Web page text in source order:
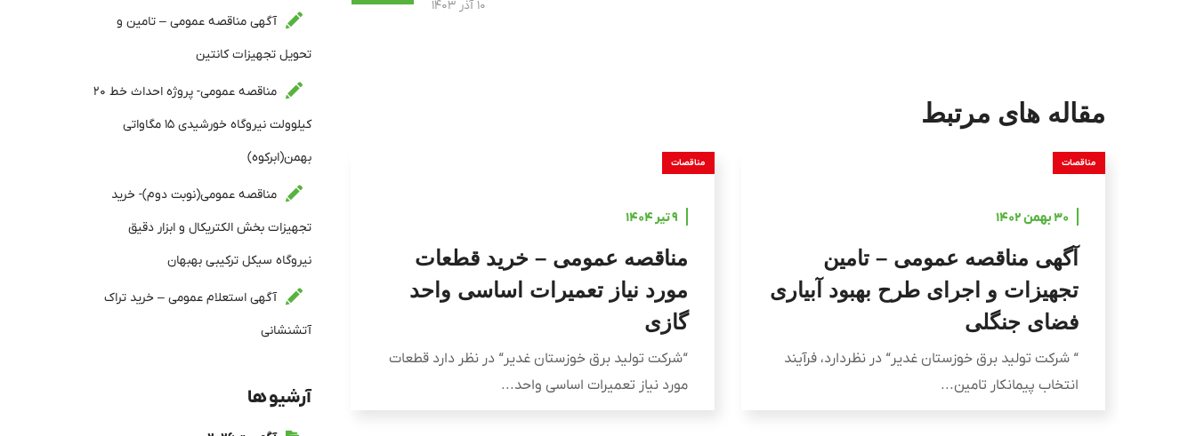
۱۰ آذر ۱۴۰۳
مقاله های مرتبط
مناقصات
۳۰ بهمن ۱۴۰۲
آگهی مناقصه عمومی – تامین
تجهیزات و اجرای طرح بهبود آبیاری
فضای جنگلی
“ شرکت تولید برق خوزستان غدیر“ در نظردارد، فرآیند
انتخاب پیمانکار تامین...
مناقصات
۹ تیر ۱۴۰۴
مناقصه عمومی – خرید قطعات
مورد نیاز تعمیرات اساسی واحد
گازی
“شرکت تولید برق خوزستان غدیر“ در نظر دارد قطعات
مورد نیاز تعمیرات اساسی واحد...
آگهی مناقصه عمومی – تامین و
تحویل تجهیزات کانتین
مناقصه عمومی- پروژه احداث خط ۲۰
کیلوولت نیروگاه خورشیدی ۱۵ مگاواتی
بهمن(ابرکوه)
مناقصه عمومی(نوبت دوم)- خرید
تجهیزات بخش الکتریکال و ابزار دقیق
نیروگاه سیکل ترکیبی بهبهان
آگهی استعلام عمومی – خرید تراک
آتشنشانی
آرشیو ها